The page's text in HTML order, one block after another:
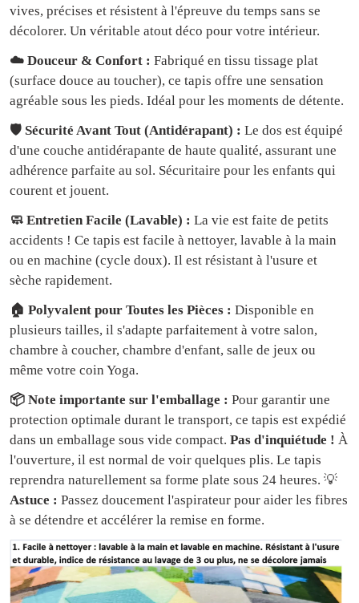
vives, précises et résistent à l'épreuve du temps sans se
décolorer. Un véritable atout déco pour votre intérieur.
☁️ Douceur & Confort : Fabriqué en tissu tissage plat
(surface douce au toucher), ce tapis offre une sensation
agréable sous les pieds. Idéal pour les moments de détente.
🛡️ Sécurité Avant Tout (Antidérapant) : Le dos est équipé
d'une couche antidérapante de haute qualité, assurant une
adhérence parfaite au sol. Sécuritaire pour les enfants qui
courent et jouent.
🧼 Entretien Facile (Lavable) : La vie est faite de petits
accidents ! Ce tapis est facile à nettoyer, lavable à la main
ou en machine (cycle doux). Il est résistant à l'usure et
sèche rapidement.
🏠 Polyvalent pour Toutes les Pièces : Disponible en
plusieurs tailles, il s'adapte parfaitement à votre salon,
chambre à coucher, chambre d'enfant, salle de jeux ou
même votre coin Yoga.
📦 Note importante sur l'emballage : Pour garantir une
protection optimale durant le transport, ce tapis est expédié
dans un emballage sous vide compact. Pas d'inquiétude ! À
l'ouverture, il est normal de voir quelques plis. Le tapis
reprendra naturellement sa forme plate sous 24 heures. 💡
Astuce : Passez doucement l'aspirateur pour aider les fibres
à se détendre et accélérer la remise en forme.